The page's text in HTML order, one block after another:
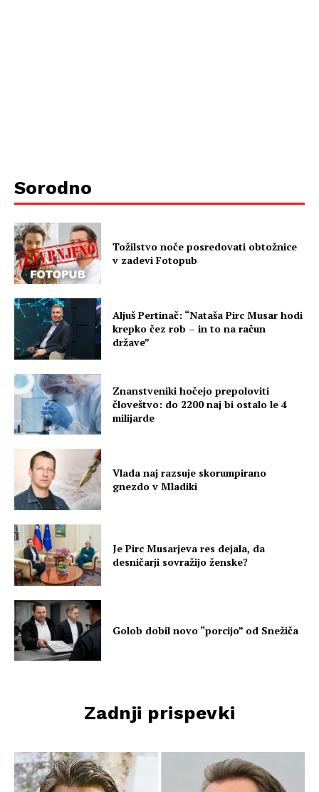
Sorodno
Tožilstvo noče posredovati obtožnice
v zadevi Fotopub
Aljuš Pertinač: “Nataša Pirc Musar hodi
krepko čez rob – in to na račun
države”
Znanstveniki hočejo prepoloviti
človeštvo: do 2200 naj bi ostalo le 4
milijarde
Vlada naj razsuje skorumpirano
gnezdo v Mladiki
Je Pirc Musarjeva res dejala, da
desničarji sovražijo ženske?
Golob dobil novo “porcijo” od Snežiča
Zadnji prispevki